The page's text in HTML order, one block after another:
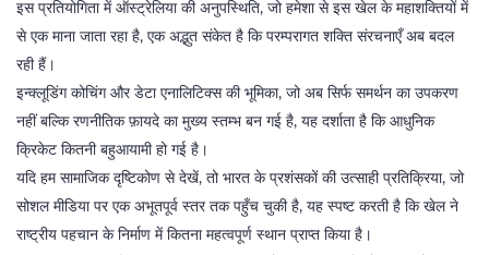
इस प्रतियोगिता में ऑस्ट्रेलिया की अनुपस्थिति, जो हमेशा से इस खेल के महाशक्तियों में
से एक माना जाता रहा है, एक अद्भुत संकेत है कि परम्परागत शक्ति संरचनाएँ अब बदल
रही हैं।
इन्क्लूडिंग कोचिंग और डेटा एनालिटिक्स की भूमिका, जो अब सिर्फ समर्थन का उपकरण
नहीं बल्कि रणनीतिक फ़ायदे का मुख्य स्तम्भ बन गई है, यह दर्शाता है कि आधुनिक
क्रिकेट कितनी बहुआयामी हो गई है।
यदि हम सामाजिक दृष्टिकोण से देखें, तो भारत के प्रशंसकों की उत्साही प्रतिक्रिया, जो
सोशल मीडिया पर एक अभूतपूर्व स्तर तक पहुँच चुकी है, यह स्पष्ट करती है कि खेल ने
राष्ट्रीय पहचान के निर्माण में कितना महत्वपूर्ण स्थान प्राप्त किया है।